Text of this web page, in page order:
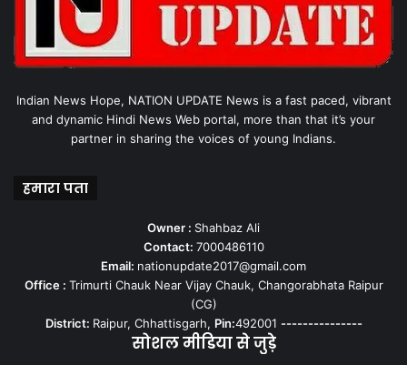
Indian News Hope, NATION UPDATE News is a fast paced, vibrant
and dynamic Hindi News Web portal, more than that it’s your
partner in sharing the voices of young Indians.
हमारा पता
Owner : Shahbaz Ali
Contact: 7000486110
Email: nationupdate2017@gmail.com
Office : Trimurti Chauk Near Vijay Chauk, Changorabhata Raipur
(CG)
District: Raipur, Chhattisgarh, Pin:492001 ---------------
सोशल मीडिया से जुड़े